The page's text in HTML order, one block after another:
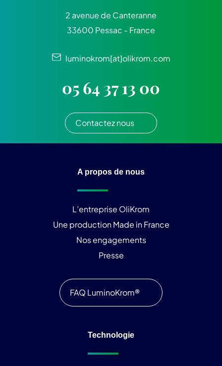
2 avenue de Canteranne
33600 Pessac - France
luminokrom[at]olikrom.com
05 64 37 13 00
Contactez nous
A propos de nous
L’entreprise OliKrom
Une production Made in France
Nos engagements
Presse
FAQ LuminoKrom®
Technologie